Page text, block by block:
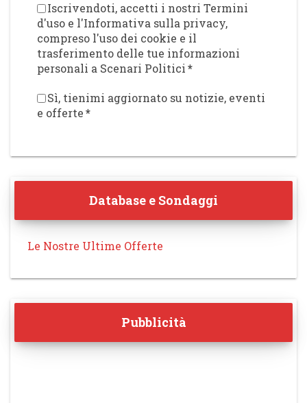
Iscrivendoti, accetti i nostri Termini
d'uso e l'Informativa sulla privacy,
compreso l'uso dei cookie e il
trasferimento delle tue informazioni
personali a Scenari Politici*
Sì, tienimi aggiornato su notizie, eventi
e offerte*
Database e Sondaggi
Le Nostre Ultime Offerte
Pubblicità